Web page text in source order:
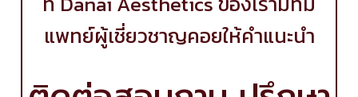
แพทย์ผู้เชี่ยวชาญคอยให้คำแนะนำ